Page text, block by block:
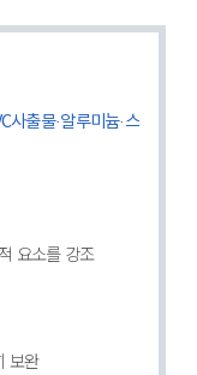
사출물·알루미늄·스
요소를 강조
보완